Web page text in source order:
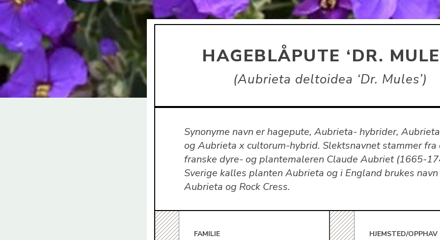
HAGEBLÅPUTE ‘DR.
Aubrieta deltoidea ‘Dr. Mules’
Synonyme navn er hagepute, Aubrieta- hybrider,
og Aubrieta x cultorum-hybrid. Slektsnavnet stammer fra
franske dyre- og plantemaleren Claude Aubriet (1665-
Sverige kalles planten Aubrieta og i England brukes navn
Aubrieta og Rock Cress.
FAMILIE HJEMSTED/OPPHAV